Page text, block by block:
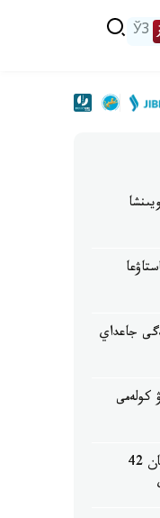
ЎЗ
جاعداي
كولەمى
مال شارۋاشىلىعى ونىمدەرى: قازاقستان 42